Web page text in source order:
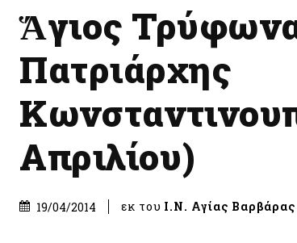
Ἅγιος
Πατριάρχης
Απριλίου)
19/04/2014 εκ του Ι.Ν. Αγίας Βαρβάρας